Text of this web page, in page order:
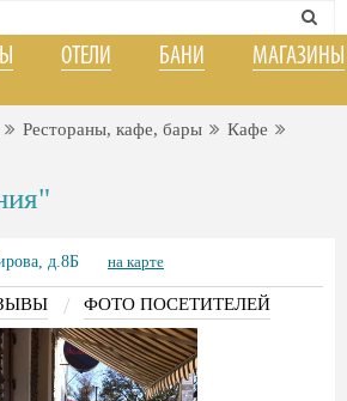
ОТЕЛИ БАНИ МАГАЗИНЫ
Рестораны, кафе, бары
Кафе
д.8Б на карте
/ ФОТО ПОСЕТИТЕЛЕЙ